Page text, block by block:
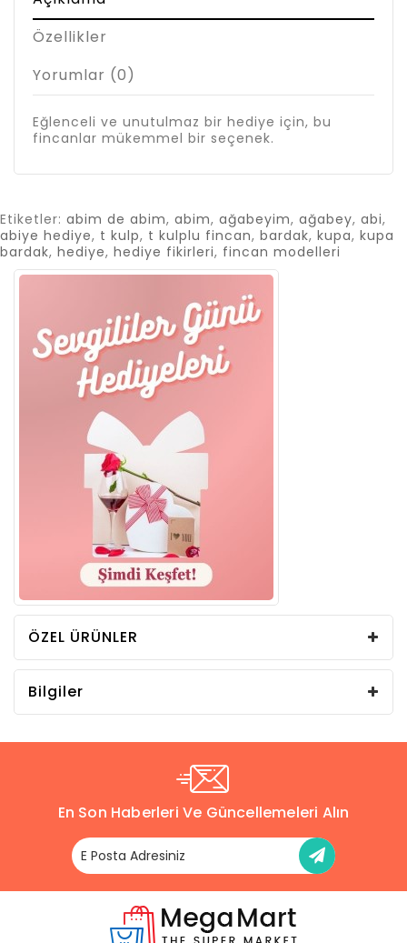
Özellikler
Yorumlar (0)
Eğlenceli ve unutulmaz bir hediye için, bu
fincanlar mükemmel bir seçenek.
Etiketler: abim de abim, abim, ağabeyim, ağabey, abi,
abiye hediye, t kulp, t kulplu fincan, bardak, kupa, kupa
bardak, hediye, hediye fikirleri, fincan modelleri
ÖZEL ÜRÜNLER
Bilgiler
En Son Haberleri Ve Güncellemeleri Alın